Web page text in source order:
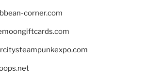
corner.com